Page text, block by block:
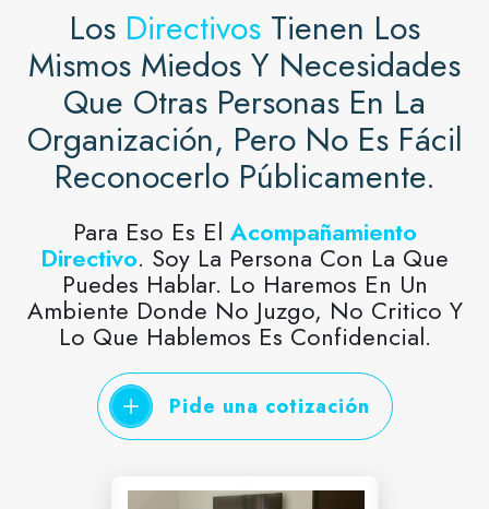
Los Directivos Tienen Los
Mismos Miedos Y Necesidades
Que Otras Personas En La
Organización, Pero No Es Fácil
Reconocerlo Públicamente.
Para Eso Es El Acompañamiento
Directivo. Soy La Persona Con La Que
Puedes Hablar. Lo Haremos En Un
Ambiente Donde No Juzgo, No Critico Y
Lo Que Hablemos Es Confidencial.
Pide una cotización